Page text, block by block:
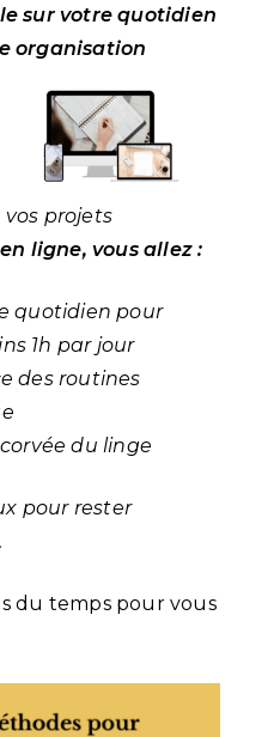
sur votre quotidien
organisation
projets
ligne, vous allez :
quotidien pour
1h par jour
des routines
du linge
pour rester
du temps pour vous